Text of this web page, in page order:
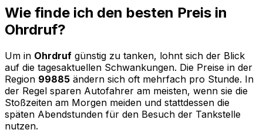
Wie finde ich den besten Preis in
Ohrdruf?
Um in Ohrdruf günstig zu tanken, lohnt sich der Blick
auf die tagesaktuellen Schwankungen. Die Preise in der
Region 99885 ändern sich oft mehrfach pro Stunde. In
der Regel sparen Autofahrer am meisten, wenn sie die
Stoßzeiten am Morgen meiden und stattdessen die
späten Abendstunden für den Besuch der Tankstelle
nutzen.